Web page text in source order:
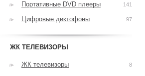
Портативные DVD плееры 141
Цифровые диктофоны 97
ЖК ТЕЛЕВИЗОРЫ
ЖК телевизоры 8